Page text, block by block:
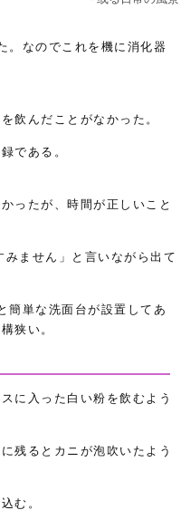
。なのでこれを機に消化器
飲んだことがなかった。
である。
ったが、時間が正しいこと
ません」と言いながら出て
簡単な洗面台が設置してあ
狭い。
に入った白い粉を飲むよう
残るとカニが泡吹いたよう
む。